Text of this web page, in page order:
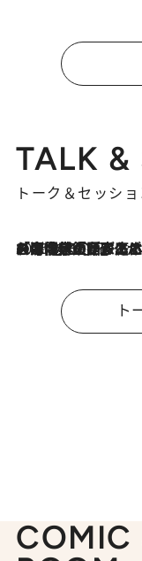
TALK &
トーク＆セッショ
2026.8.3
「今後値上げがあるとすれば…」「リスクがあるのは今年の冬」エネルギー専門家が語る、ホルムズ海峡封鎖が家庭にもたらす“ある心配”
ト
COMIC